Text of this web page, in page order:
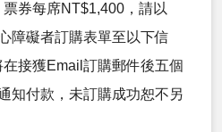
券每席NT$1,400，請以
障礙者訂購表單至以下信
接獲Email訂購郵件後五個
知付款，未訂購成功恕不另